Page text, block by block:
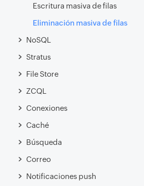
Escritura masiva de filas
Eliminación masiva de filas
NoSQL
Stratus
File Store
ZCQL
Conexiones
Caché
Búsqueda
Correo
Notificaciones push